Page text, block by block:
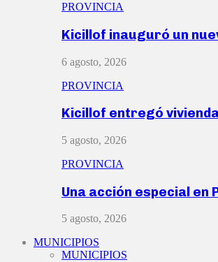
PROVINCIA
Kicillof inauguró un
6 agosto, 2026
PROVINCIA
Kicillof entregó
5 agosto, 2026
PROVINCIA
Una acción especial en
5 agosto, 2026
MUNICIPIOS
MUNICIPIOS